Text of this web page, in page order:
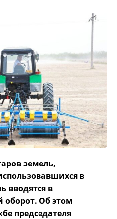
земель,
в
вводятся в
оборот. Об этом
председателя